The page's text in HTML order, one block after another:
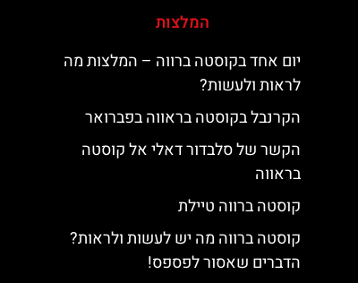
המלצות
יום אחד בקוסטה ברווה – המלצות מה
לראות ולעשות?
הקרנבל בקוסטה בראווה בפברואר
הקשר של סלבדור דאלי אל קוסטה
בראווה
קוסטה ברווה טיילת
קוסטה ברווה מה יש לעשות ולראות?
הדברים שאסור לפספס!